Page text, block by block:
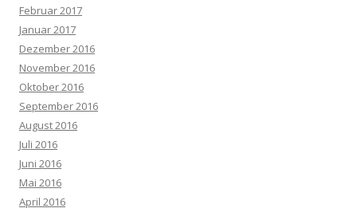
Februar 2017
Januar 2017
Dezember 2016
November 2016
Oktober 2016
September 2016
August 2016
Juli 2016
Juni 2016
Mai 2016
April 2016